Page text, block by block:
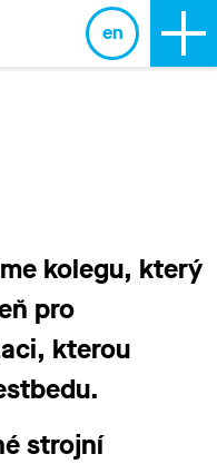
en
kolegu, který
pro
kterou
strojní